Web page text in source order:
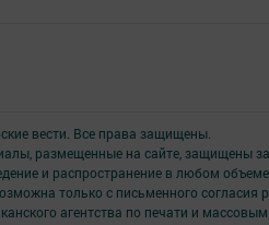
вести. Все права защищены.
размещенные на сайте, защищены
и распространение в любом
только с письменного согласия
агентства по печати и